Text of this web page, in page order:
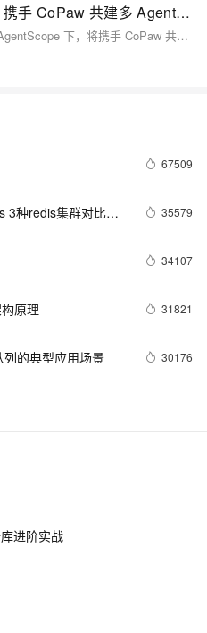
HiClaw 加入 AgentScope，携手 CoPaw 共建多 Agent 的基础设施
近日，HiClaw GitHub 仓库迁移至 AgentScope 下，将携手 CoPaw 共建多 Agent 的基础设施。
67509
3种redis集群对比分
35579
34107
原理 31821
的典型应用场景 30176
具
位保障您的数据安全
on conflict do)的用法
进阶实战